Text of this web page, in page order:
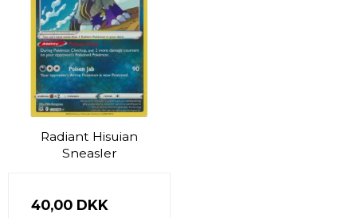
Radiant Hisuian
Sneasler
40,00 DKK